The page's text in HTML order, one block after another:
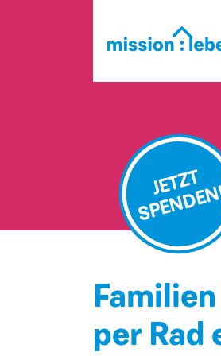
JETZT
per Rad